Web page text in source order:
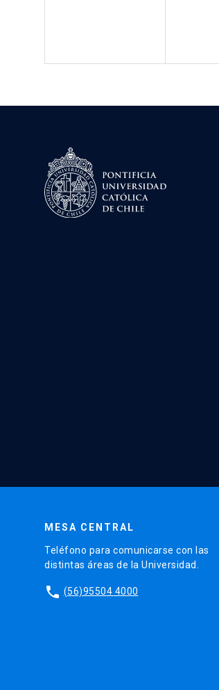
MESA CENTRAL
Teléfono para comunicarse con las
distintas áreas de la Universidad.
phone (56)95504 4000